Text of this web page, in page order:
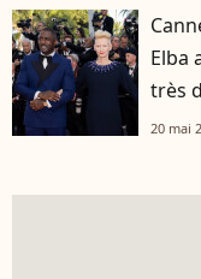
Elba
très
20 mai